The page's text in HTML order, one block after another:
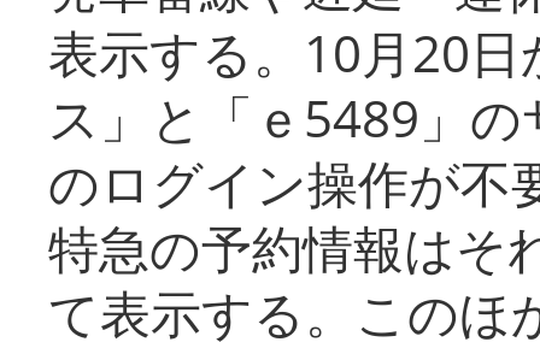
表示する。10月20
ス」と「ｅ5489」
のログイン操作が不
特急の予約情報はそ
て表示する。このほ